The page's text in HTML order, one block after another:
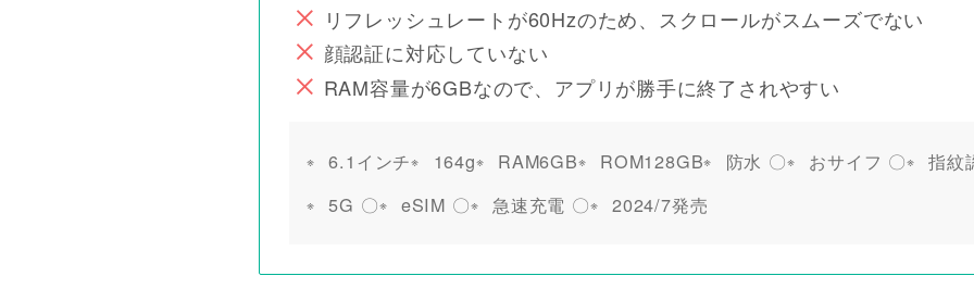
リフレッシュレートが60Hzのため、スクロールがスムーズでない
顔認証に対応していない
RAM容量が6GBなので、アプリが勝手に終了されやすい
6.1インチ 164g RAM6GB ROM128GB 防水 〇 おサイフ 〇
指紋
5G 〇
eSIM 〇 急速充電 〇 2024/7発売